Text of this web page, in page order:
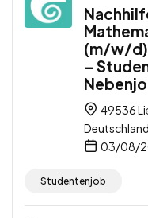
(m/w/d)
–
49536
Deutschland
03/08/
Studentenjob